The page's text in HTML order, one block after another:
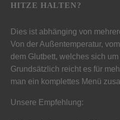
HITZE HALTEN?
Dies ist abhänging von
Von der Außentemperatur,
dem Glutbett, welches sich
Grundsätzlich reicht es für
man ein komplettes Menü
Unsere Empfehlung: